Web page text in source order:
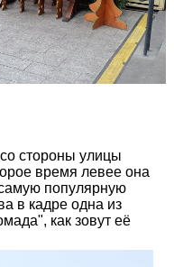
стороны улицы
время левее она
популярную
в кадре одна из
как зовут её